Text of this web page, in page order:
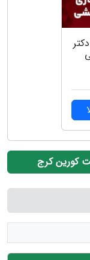
کورین کرج